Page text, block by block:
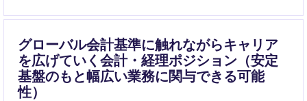
グローバル会計基準に触れながらキャリア
を広げていく会計・経理ポジション（安定
基盤のもと幅広い業務に関与できる可能
性）